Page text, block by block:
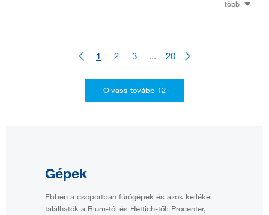
több
1 2 3 ... 20
Gépek
Ebben a csoportban fúrógépek és azok kellékei
találhatók a Blum-tól és Hettich-től: Procenter,